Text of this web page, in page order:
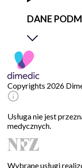
DANE
Copyrights 2026
Usługa nie jest
medycznych.
Wybrane usługi